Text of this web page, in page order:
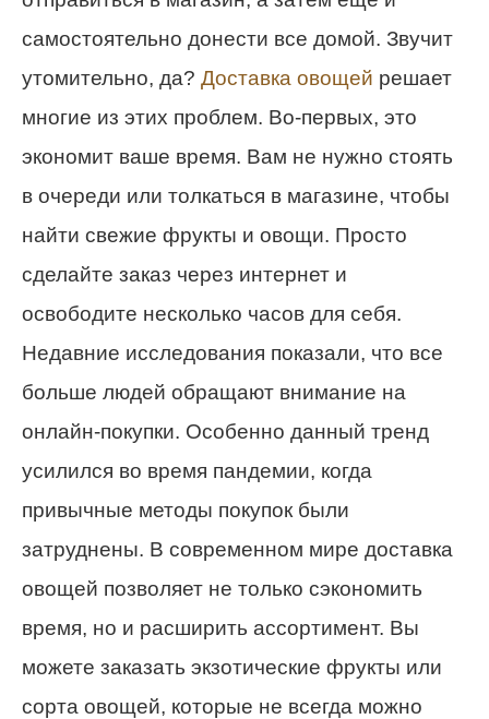
самостоятельно донести все домой. Звучит
утомительно, да? Доставка овощей решает
многие из этих проблем. Во-первых, это
экономит ваше время. Вам не нужно стоять
в очереди или толкаться в магазине, чтобы
найти свежие фрукты и овощи. Просто
сделайте заказ через интернет и
освободите несколько часов для себя.
Недавние исследования показали, что все
больше людей обращают внимание на
онлайн-покупки. Особенно данный тренд
усилился во время пандемии, когда
привычные методы покупок были
затруднены. В современном мире доставка
овощей позволяет не только сэкономить
время, но и расширить ассортимент. Вы
можете заказать экзотические фрукты или
сорта овощей, которые не всегда можно